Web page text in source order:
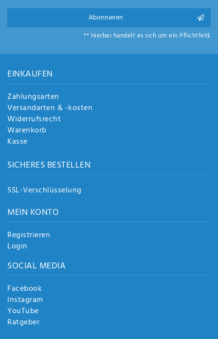
Abonnieren
** Hierbei handelt es sich um ein Pflichtfeld.
EINKAUFEN
Zahlungsarten
Versandarten & -kosten
Widerrufsrecht
Warenkorb
Kasse
SICHERES BESTELLEN
SSL-Verschlüsselung
MEIN KONTO
Registrieren
Login
SOCIAL MEDIA
Facebook
Instagram
YouTube
Ratgeber